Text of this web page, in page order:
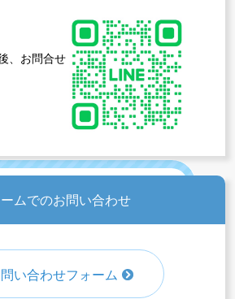
ログラムの受付情報
サッカー 無料体験
、お問合せ
ムでのお問い合わせ
い合わせフォーム